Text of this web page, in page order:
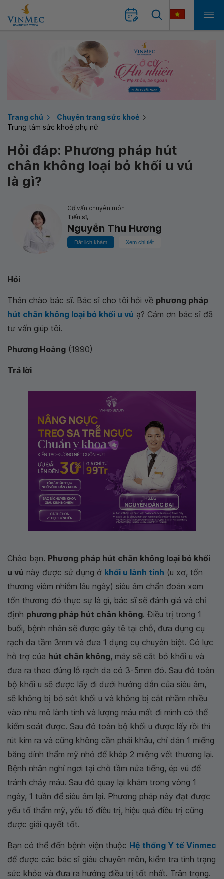
Trang chủ
Chuyên trang sức khoẻ
Trung tâm sức khoẻ phụ nữ
Hỏi đáp: Phương pháp hút
chân không loại bỏ khối u vú
là gì?
Cố vấn chuyên môn
Tiến sĩ,
Nguyễn Thu Hương
Đặt lịch khám Xem chi tiết
Hỏi
Thân chào bác sĩ. Bác sĩ cho tôi hỏi về phương pháp
hút chân không loại bỏ khối u vú ạ? Cảm ơn bác sĩ đã
tư vấn giúp tôi.
Phương Hoàng (1990)
Trả lời
Chào bạn. Phương pháp hút chân không loại bỏ khối
u vú này được sử dụng ở khối u lành tính (u xơ, tổn
thương viêm nhiễm lâu ngày) siêu âm chẩn đoán xem
tổn thương đó thực sự là gì, bác sĩ sẽ đánh giá và chỉ
định phương pháp hút chân không. Điều trị trong 1
buổi, bệnh nhân sẽ được gây tê tại chỗ, đưa dụng cụ
rạch da tầm 3mm và đưa 1 dụng cụ chuyên biệt. Có lực
hỗ trợ của hút chân không, máy sẽ cắt bỏ khối u và
đưa ra theo đúng lỗ rạch da có 3-5mm đó. Sau đó toàn
bộ khối u sẽ được lấy đi dưới hướng dẫn của siêu âm,
sẽ không bị bỏ sót khối u và không bị cắt nhầm nhiều
vào nhu mô lành tính và lượng máu mất đi mình có thể
kiểm soát được. Sau đó toàn bộ khối u được lấy rồi thì
rút kim ra và cũng không cần phải khâu, chỉ dán 1 miếng
băng dính thẩm mỹ nhỏ để khép 2 miệng vết thương lại.
Bệnh nhân nghỉ ngơi tại chỗ tầm nửa tiếng, ép vú để
tránh chảy máu. Sau đó quay lại khám trong vòng 1
ngày, 1 tuần để siêu âm lại. Phương pháp này đạt được
yếu tố thẩm mỹ, yếu tố điều trị, hiệu quả điều trị cũng
được giải quyết tốt.
Bạn có thể đến bệnh viện thuộc Hệ thống Y tế Vinmec
để được các bác sĩ giàu chuyên môn, kiểm tra tình trạng
sức khỏe và đưa ra hướng điều trị tốt nhất. Trân trọng.